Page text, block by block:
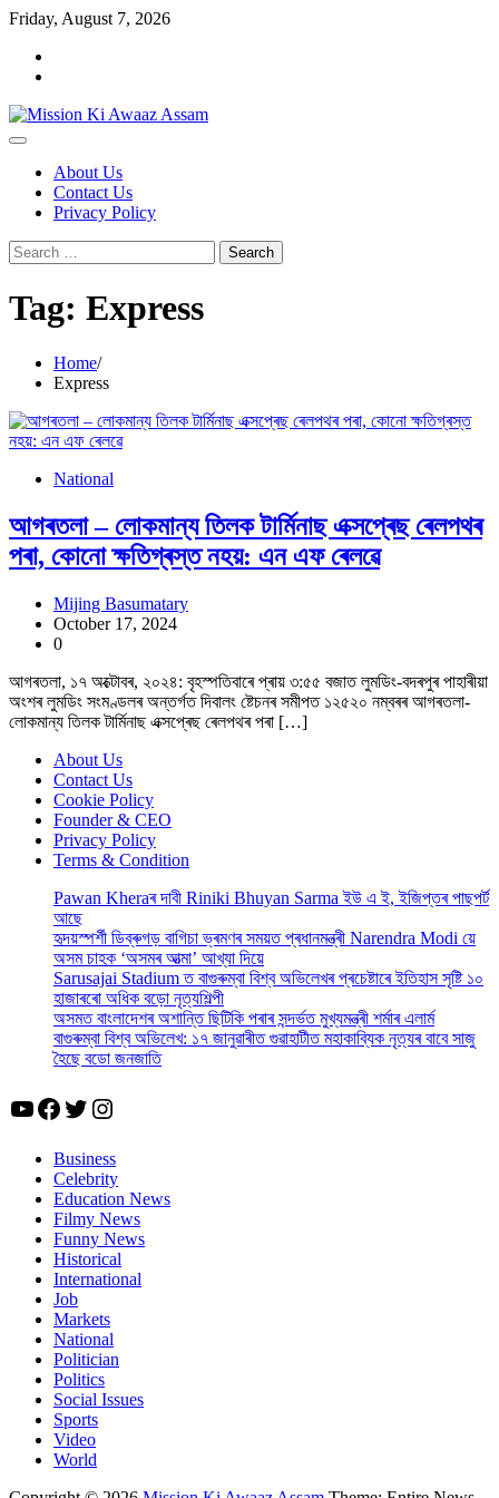
Skip
content
Friday, August 7, 2026
About Us
Contact Us
Privacy Policy
Search
for:
Tag: Express
Home
Express
National
আগৰতলা – লোকমান্য তিলক টাৰ্মিনাছ এক্সপ্ৰেছ ৰেলপথৰ
পৰা, কোনো ক্ষতিগ্ৰস্ত নহয়: এন এফ ৰেলৱে
Mijing Basumatary
October 17, 2024
0
আগৰতলা, ১৭ অক্টোবৰ, ২০২৪: বৃহস্পতিবাৰে প্ৰায় ৩:৫৫ বজাত লুমডিং-বদৰপুৰ পাহাৰীয়া
অংশৰ লুমডিং সংমণ্ডলৰ অন্তৰ্গত দিবালং ষ্টেচনৰ সমীপত ১২৫২০ নম্বৰৰ আগৰতলা-
লোকমান্য তিলক টাৰ্মিনাছ এক্সপ্ৰেছ ৰেলপথৰ পৰা […]
About Us
Contact Us
Cookie Policy
Founder & CEO
Privacy Policy
Terms & Condition
Pawan Kheraৰ দাবী Riniki Bhuyan Sarma ইউ এ ই, ইজিপ্তৰ পাছপৰ্ট
আছে
হৃদয়স্পৰ্শী ডিব্ৰুগড় বাগিচা ভ্ৰমণৰ সময়ত প্ৰধানমন্ত্ৰী Narendra Modi য়ে
অসম চাহক ‘অসমৰ আত্মা’ আখ্যা দিয়ে
Sarusajai Stadium ত বাগুৰুম্বা বিশ্ব অভিলেখৰ প্ৰচেষ্টাৰে ইতিহাস সৃষ্টি ১০
হাজাৰৰো অধিক বড়ো নৃত্যশিল্পী
অসমত বাংলাদেশৰ অশান্তি ছিটিকি পৰাৰ সন্দৰ্ভত মুখ্যমন্ত্ৰী শৰ্মাৰ এলাৰ্ম
বাগুৰুম্বা বিশ্ব অভিলেখ: ১৭ জানুৱাৰীত গুৱাহাটীত মহাকাব্যিক নৃত্যৰ বাবে সাজু
হৈছে বডো জনজাতি
YouTube
Facebook
Twitter
Instagram
Business
Celebrity
Education News
Filmy News
Funny News
Historical
International
Job
Markets
National
Politician
Politics
Social Issues
Sports
Video
World